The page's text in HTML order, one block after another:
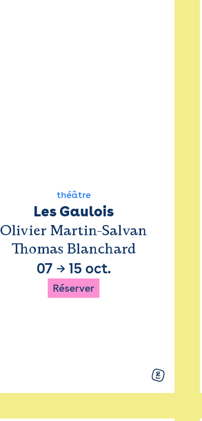
théâtre
Les Gaulois
Olivier Martin-Salvan
Thomas Blanchard
07 → 15 oct.
Réserver